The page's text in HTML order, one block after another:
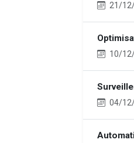
21/
10/
04/